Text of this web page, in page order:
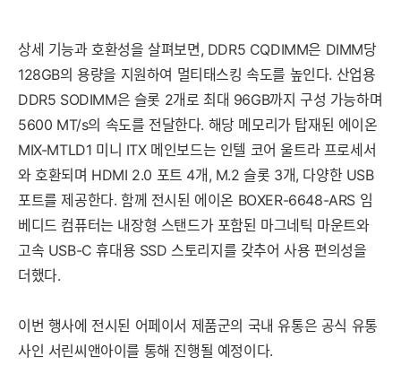
상세 기능과 호환성을 살펴보면, DDR5 CQDIMM은 DIMM당
128GB의 용량을 지원하여 멀티태스킹 속도를 높인다. 산업용
DDR5 SODIMM은 슬롯 2개로 최대 96GB까지 구성 가능하며
5600 MT/s의 속도를 전달한다. 해당 메모리가 탑재된 에이온
MIX-MTLD1 미니 ITX 메인보드는 인텔 코어 울트라 프로세서
와 호환되며 HDMI 2.0 포트 4개, M.2 슬롯 3개, 다양한 USB
포트를 제공한다. 함께 전시된 에이온 BOXER-6648-ARS 임
베디드 컴퓨터는 내장형 스탠드가 포함된 마그네틱 마운트와
고속 USB-C 휴대용 SSD 스토리지를 갖추어 사용 편의성을
더했다.
이번 행사에 전시된 어페이서 제품군의 국내 유통은 공식 유통
사인 서린씨앤아이를 통해 진행될 예정이다.